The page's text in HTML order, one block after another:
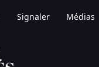
Signaler Médias